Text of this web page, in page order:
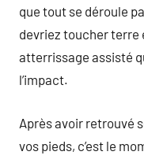
que tout se déroule
devriez toucher terre
atterrissage assisté
l’impact.
Après avoir retrouvé
vos pieds, c’est le